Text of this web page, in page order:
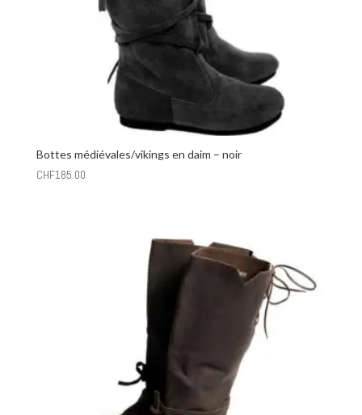
Bottes médiévales/vikings en daim – noir
CHF185.00